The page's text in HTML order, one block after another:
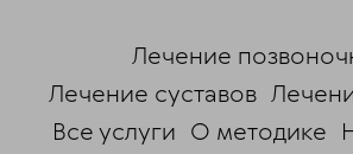
Лечение
Лечение суставов
Все услуги О методике